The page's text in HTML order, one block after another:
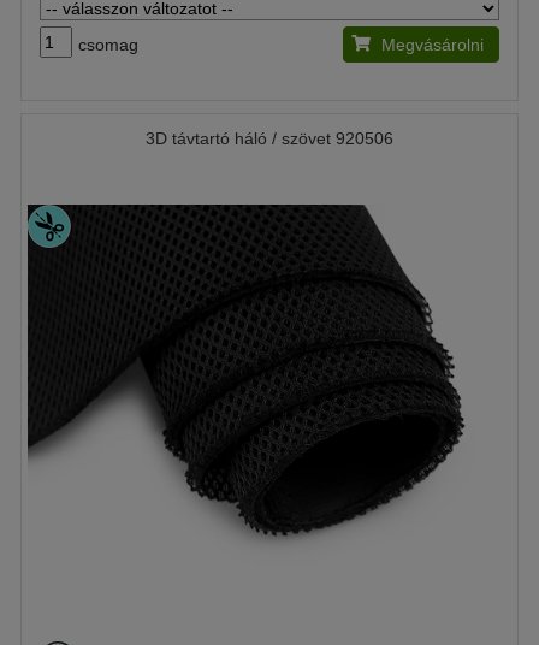
csomag Megvásárolni
3D távtartó háló / szövet 920506